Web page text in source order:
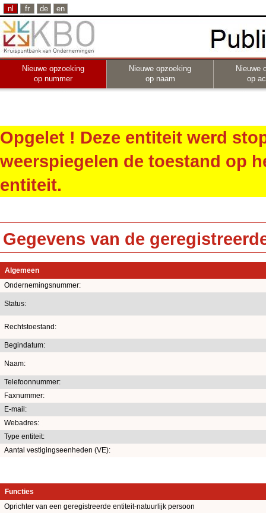
nl fr de en
Nieuwe opzoeking
op nummer
Nieuwe opzoeking
op naam
Nieuwe
op
Opgelet ! Deze entiteit werd
weerspiegelen de toestand op
entiteit.
Gegevens van de
Algemeen
Ondernemingsnummer:
Status:
Rechtstoestand:
Begindatum:
Naam:
Telefoonnummer:
Faxnummer:
E-mail:
Webadres:
Type entiteit:
Aantal vestigingseenheden (VE):
Functies
Oprichter van een geregistreerde entiteit-natuurlijk persoon